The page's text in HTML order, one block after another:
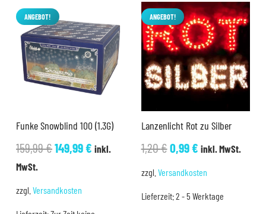
ANGEBOT!
Funke Snowblind 100 (1.3G)
159,99€Ursprünglicher
149,99€Aktueller
inkl.
MwSt.
zzgl. Versandkosten
ANGEBOT!
Lanzenlicht Rot zu Silber
1,20€Ursprünglicher
1,20 €
0,99€Aktueller
0,99 €.
inkl. MwSt.
zzgl. Versandkosten
Lieferzeit:2 - 5 Werktage